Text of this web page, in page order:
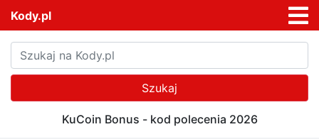
Kody.pl
Szukaj
KuCoin Bonus - kod polecenia 2026